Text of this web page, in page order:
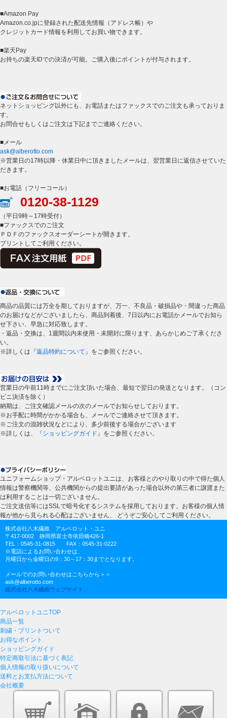
■Amazon Pay
Amazon.co.jpに登録された配送先情報（アドレス帳）や
クレジットカード情報を利用してお買い物できます。
■楽天Pay
お持ちの楽天IDでの決済が可能。ご購入後にポイントが付与されます。
ネットショッピング以外にも、お電話またはファックスでのご注文も承っておりま
す。
お問合せもしくはご注文は下記までご連絡ください。
■メール
ask@alberotto.com
※営業日の17時以降・休業日中に頂きましたメールは、翌営業日に返信させていた
だきます。
■お電話（フリーコール）
0120-38-1129
（平日9時～17時受付）
■ファックスでのご注文
ＰＤＦのファックスオーダーシートが開きます。
プリントしてご利用ください。
商品の品質には万全を期しておりますが、万一、不良品・破損品や・間違った商品
のお届けなどがございましたら、商品到着後、7日以内にお電話かメールでお知ら
せ下さい、早急に対応致します。
・返品・交換は、1週間以内未使用・未開封に限ります、あらかじめご了承くださ
い。
※詳しくは 『返品特約について』 をご参照ください。
営業日の午前11時までにご注文頂いた場合、最短で翌日の発送となります。（コン
ビニ決済を除く）
納期は、ご注文確認メールの次のメールでお知らせしております。
※お手配に時間がかかる場合も、メールでご連絡させて頂きます。
※ご注文の混雑状況などにより、多少前後する場合がございます
※詳しくは、
『ショッピングガイド』 をご参照ください。
ユニフォームショップ・アルベロットユニは、お客様とのやり取りの中で得た個人
情報は警察機関等、公共機関からの提出要請があった場合以外の第三者に譲渡また
は利用することは一切ございません。
ご注文送信等にはSSLで暗号化するシステムを採用しております。お客様の個人情
報が他から見られる心配はございません、 どうぞご安心してご利用ください。
株式会社八木繊維 アルベロット・ユニ
〒417-0002 静岡県富士市依田橋426-1
TEL：0545-31-0815 FAX：0545-31-0222
※電話によるお問い合わせは、
月曜日から金曜日の9：30～17：30までとなります。
メールでのお問い合わせはこちらから＞＞
ask@alberotto.com
株式会社八木繊維ウェブサイト
アルベロットユニTOP
商品一覧
刺繍・プリントついて
お得なポイント
ショッピングガイド
特定商取引法に基づく表記
個人情報の取り扱いについて
送料とお支払方法について
会社概要